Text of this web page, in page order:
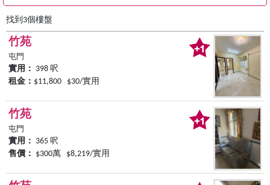
找到3個樓盤
竹苑
屯門
實用： 398 呎
租金： $11,800 $30/實用
竹苑
屯門
實用： 365 呎
售價： $300萬 $8,219/實用